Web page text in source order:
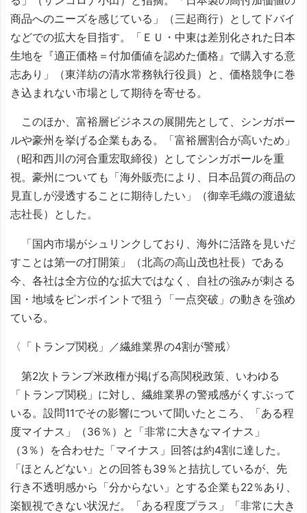
商品へのニーズを感じている」（三起商行）としてドバイ
などでの拡大を目指す。「ＥＵ・中東は差別化された日本
生地を『適正価格＝付加価値を認めた価格』で購入する意
志あり」（東洋紡の清水常務執行役員）と、価格競争に巻
き込まれない市場として期待を寄せる。
このほか、富裕層ビジネスの展開先として、シンガポー
ルや豪州を挙げる企業もある。「富裕層割合が高いため」
（昭和西川の河合重宏取締役）としてシンガポールを重
視。豪州についても「海外販売により、日本品質の商品の
見直しが浸透することに期待したい」（御幸毛織の渡邉紘
志社長）とした。
「国内市場がシュリンクしており、海外に活路を見いだ
すことは第一の打開策」（北高の高山茂也社長）である
今、各社は全方位的な拡大ではなく、自社の強みが刺さる
国・地域をピンポイントで狙う「一点突破」の動きを強め
ている。
〈「トランプ関税」／繊維業界の4割が警戒〉
第2次トランプ米政権が掲げる高関税政策、いわゆる
「トランプ関税」に対し、繊維業界の警戒感がくすぶって
いる。設問11でその影響について聞いたところ、「ある程
度マイナス」（36％）と「非常に大きなマイナス」
（3％）を合わせた「マイナス」回答は約4割に達した。
「ほとんどない」との回答も39％と拮抗しているが、先
行き不透明感から「分からない」とする企業も22％あり、
楽観視できない状況だ。「ある程度プラス」「非常に大き